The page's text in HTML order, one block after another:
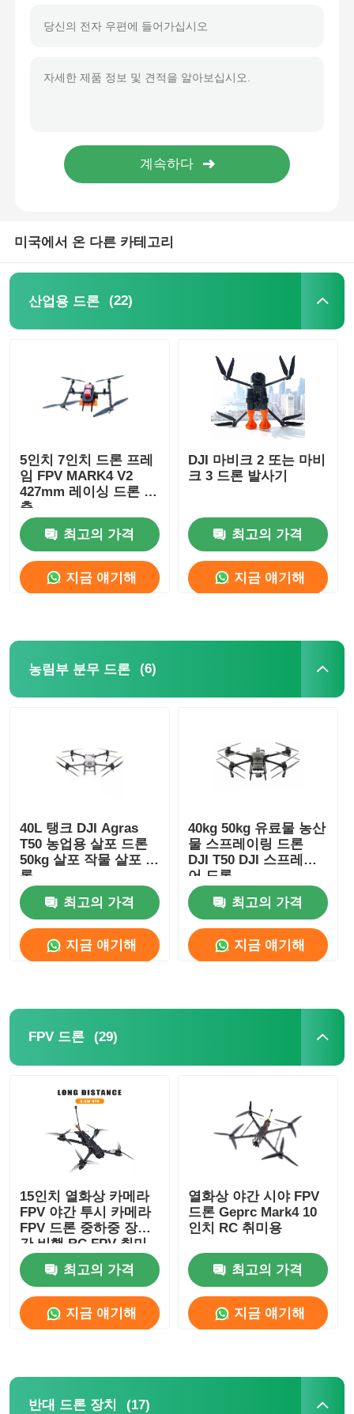
드론 부품
열사진 촬영 범위
레이저 거리측정기
미국에서 온 다른 카테고리
산업용 드론 (22)
5인치 7인치 드론 프레
임 FPV MARK4 V2
427mm 레이싱 드론 4
축
최고의 가격
지금 얘기해
DJI 마비크 2 또는 마비
크 3 드론 발사기
최고의 가격
지금 얘기해
농림부 분무 드론 (6)
40L 탱크 DJI Agras
T50 농업용 살포 드론
50kg 살포 작물 살포 드
론
최고의 가격
지금 얘기해
40kg 50kg 유료물 농산
물 스프레이링 드론
DJI T50 DJI 스프레이
어 드론
최고의 가격
지금 얘기해
FPV 드론 (29)
15인치 열화상 카메라
FPV 야간 투시 카메라
FPV 드론 중하중 장시
간 비행 RC FPV 취미
용
최고의 가격
지금 얘기해
열화상 야간 시야 FPV
드론 Geprc Mark4 10
인치 RC 취미용
최고의 가격
지금 얘기해
반대 드론 장치 (17)